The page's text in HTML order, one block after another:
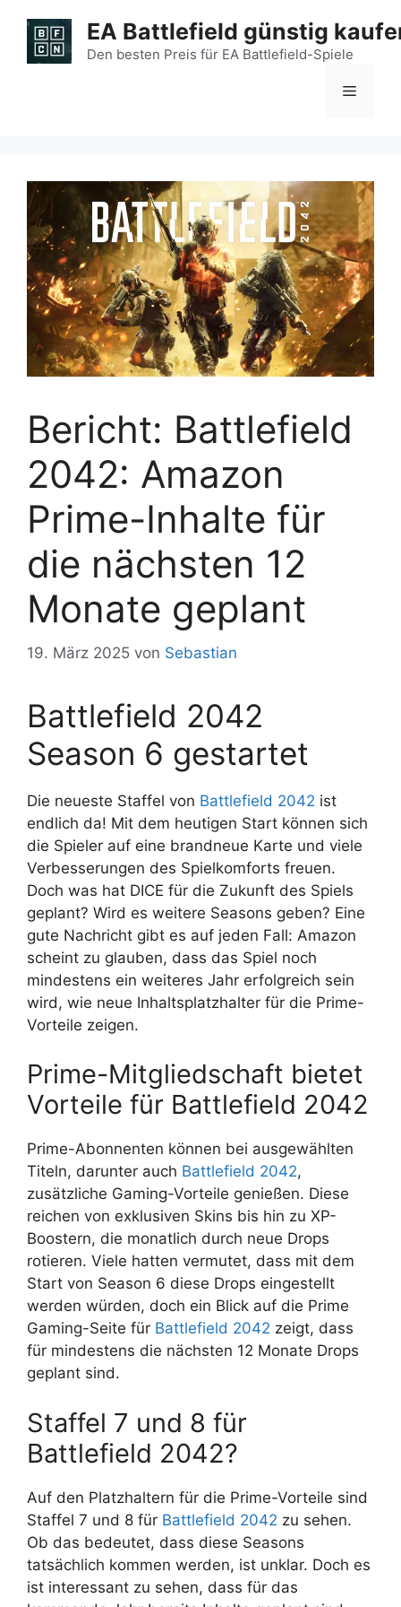
Inhalt
springen
EA Battlefield günstig
Den besten Preis für EA Battlefield-Spiele
Menü
Bericht: Battlefield
2042: Amazon
Prime-Inhalte für
die nächsten 12
Monate geplant
19. März 2025 von Sebastian
Battlefield 2042
Season 6 gestartet
Die neueste Staffel von Battlefield 2042 ist
endlich da! Mit dem heutigen Start können sich
die Spieler auf eine brandneue Karte und viele
Verbesserungen des Spielkomforts freuen.
Doch was hat DICE für die Zukunft des Spiels
geplant? Wird es weitere Seasons geben? Eine
gute Nachricht gibt es auf jeden Fall: Amazon
scheint zu glauben, dass das Spiel noch
mindestens ein weiteres Jahr erfolgreich sein
wird, wie neue Inhaltsplatzhalter für die Prime-
Vorteile zeigen.
Prime-Mitgliedschaft bietet
Vorteile für Battlefield 2042
Prime-Abonnenten können bei ausgewählten
Titeln, darunter auch Battlefield 2042,
zusätzliche Gaming-Vorteile genießen. Diese
reichen von exklusiven Skins bis hin zu XP-
Boostern, die monatlich durch neue Drops
rotieren. Viele hatten vermutet, dass mit dem
Start von Season 6 diese Drops eingestellt
werden würden, doch ein Blick auf die Prime
Gaming-Seite für Battlefield 2042 zeigt, dass
für mindestens die nächsten 12 Monate Drops
geplant sind.
Staffel 7 und 8 für
Battlefield 2042?
Auf den Platzhaltern für die Prime-Vorteile sind
Staffel 7 und 8 für Battlefield 2042 zu sehen.
Ob das bedeutet, dass diese Seasons
tatsächlich kommen werden, ist unklar. Doch es
ist interessant zu sehen, dass für das